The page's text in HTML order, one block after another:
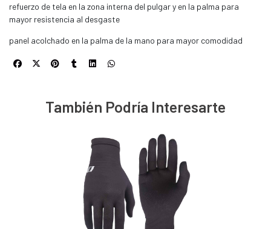
refuerzo de tela en la zona interna del pulgar y en la palma para
mayor resistencia al desgaste
panel acolchado en la palma de la mano para mayor comodidad
También Podría Interesarte